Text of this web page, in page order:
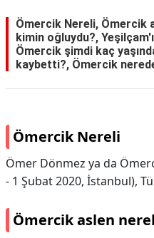
Ömercik Nereli, Ömercik
kimin oğluydu?,
Ömercik şimdi kaç
kaybetti?, Ömercik
Ömercik Nereli
Ömer Dönmez ya da
- 1 Şubat 2020, İstanbul),
Ömercik aslen